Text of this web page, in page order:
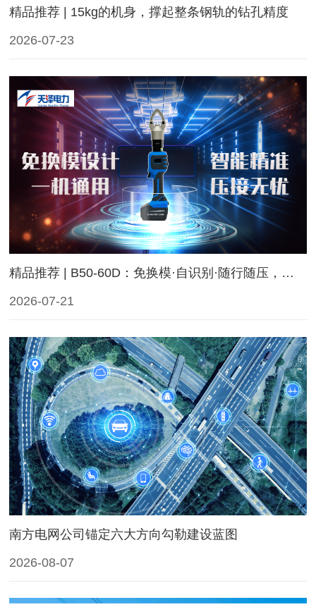
精品推荐 | 15kg的机身，撑起整条钢轨的钻孔精度
2026-07-23
精品推荐 | B50-60D：免换模·自识别·随行随压，让压接更简单
2026-07-21
南方电网公司锚定六大方向勾勒建设蓝图
2026-08-07